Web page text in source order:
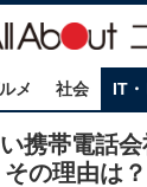
メ 社会 IT
携帯電話
の理由は？